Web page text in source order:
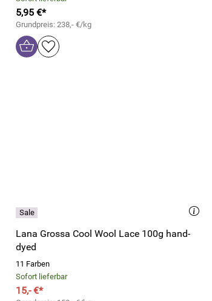
5,95 €*
Grundpreis: 238,- €/kg
Lana Grossa Cool Wool Lace 100g hand-
dyed
11 Farben
Sofort lieferbar
15,- €*